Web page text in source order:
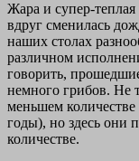
Жара и супер-
вдруг сменилась
наших столах
различном
говорить,
немного грибов. Не
меньшем
годы), но здесь они
количестве.